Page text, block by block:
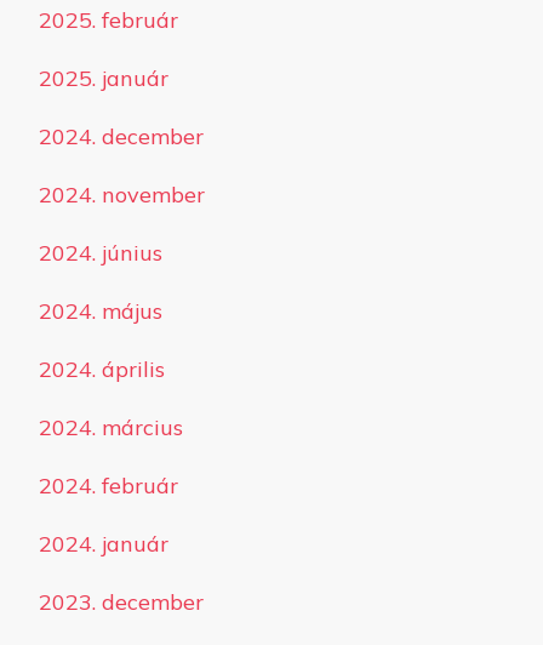
2025. február
2025. január
2024. december
2024. november
2024. június
2024. május
2024. április
2024. március
2024. február
2024. január
2023. december